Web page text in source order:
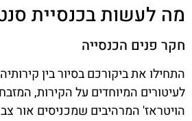
מה לעשות בכנסיית
חקר פנים הכנסייה
התחילו את ביקורכם בסיור בין
לעיטורים המיוחדים על הקירות,
הויטראז' המרהיבים שמכניסים אור